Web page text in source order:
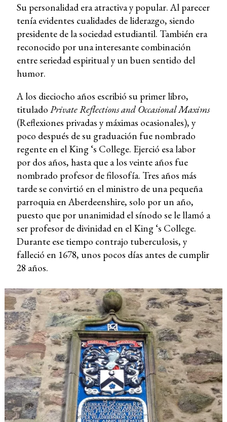
Su personalidad era atractiva y popular. Al parecer
tenía evidentes cualidades de liderazgo, siendo
presidente de la sociedad estudiantil. También era
reconocido por una interesante combinación
entre seriedad espiritual y un buen sentido del
humor.
A los dieciocho años escribió su primer libro,
titulado Private Reflections and Occasional Maxims
(Reflexiones privadas y máximas ocasionales), y
poco después de su graduación fue nombrado
regente en el King ‘s College. Ejerció esa labor
por dos años, hasta que a los veinte años fue
nombrado profesor de filosofía. Tres años más
tarde se convirtió en el ministro de una pequeña
parroquia en Aberdeenshire, solo por un año,
puesto que por unanimidad el sínodo se le llamó a
ser profesor de divinidad en el King ‘s College.
Durante ese tiempo contrajo tuberculosis, y
falleció en 1678, unos pocos días antes de cumplir
28 años.